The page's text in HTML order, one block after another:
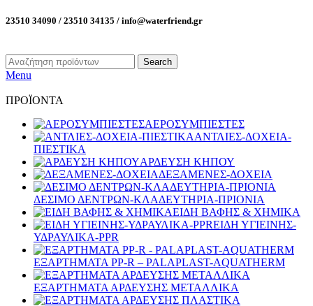
23510 34090 / 23510 34135 / info@waterfriend.gr
Search
Menu
ΠΡΟΪΟΝΤΑ
ΑΕΡΟΣΥΜΠΙΕΣΤΕΣ
ΑΝΤΛΙΕΣ-ΔΟΧΕΙΑ-
ΠΙΕΣΤΙΚΑ
ΑΡΔΕΥΣΗ ΚΗΠΟΥ
ΔΕΞΑΜΕΝΕΣ-ΔΟΧΕΙΑ
ΔΕΣΙΜΟ ΔΕΝΤΡΩΝ-ΚΛΑΔΕΥΤΗΡΙΑ-ΠΡΙΟΝΙΑ
ΕΙΔΗ ΒΑΦΗΣ & ΧΗΜΙΚΑ
ΕΙΔΗ ΥΓΙΕΙΝΗΣ-
ΥΔΡΑΥΛΙΚΑ-PPR
ΕΞΑΡΤΗΜΑΤΑ PP-R – PALAPLAST-AQUATHERM
ΕΞΑΡΤΗΜΑΤΑ ΑΡΔΕΥΣΗΣ ΜΕΤΑΛΛΙΚΑ